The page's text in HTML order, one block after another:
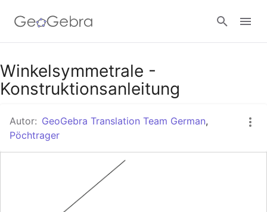
Google Classroom
Anmelden
Winkelsymmetrale -
Konstruktionsanleitung
Autor: GeoGebra Translation Team German,
Pöchtrager